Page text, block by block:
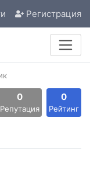
Регистрация
0
Репутация
0
Рейтинг